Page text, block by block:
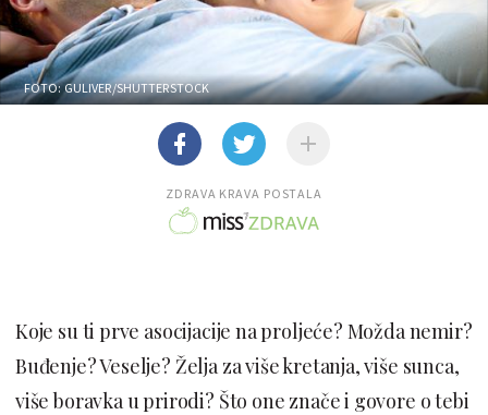
FOTO: GULIVER/SHUTTERSTOCK
ZDRAVA KRAVA POSTALA
Koje su ti prve asocijacije na proljeće? Možda nemir?
Buđenje? Veselje? Želja za više kretanja, više sunca,
više boravka u prirodi? Što one znače i govore o tebi